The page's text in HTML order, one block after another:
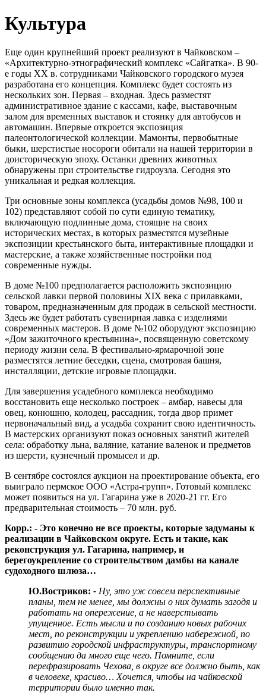
Культура
Еще один крупнейший проект реализуют в Чайковском –
«Архитектурно-этнографический комплекс «Сайгатка». В 90-
е годы ХХ в. сотрудниками Чайковского городского музея
разработана его концепция. Комплекс будет состоять из
нескольких зон. Первая – входная. Здесь разместят
административное здание с кассами, кафе, выставочным
залом для временных выставок и стоянку для автобусов и
автомашин. Впервые откроется экспозиция
палеонтологической коллекции. Мамонты, первобытные
быки, шерстистые носороги обитали на нашей территории в
доисторическую эпоху. Останки древних животных
обнаружены при строительстве гидроузла. Сегодня это
уникальная и редкая коллекция.
Три основные зоны комплекса (усадьбы домов №98, 100 и
102) представляют собой по сути единую тематику,
включающую подлинные дома, стоящие на своих
исторических местах, в которых разместятся музейные
экспозиции крестьянского быта, интерактивные площадки и
мастерские, а также хозяйственные постройки под
современные нужды.
В доме №100 предполагается расположить экспозицию
сельской лавки первой половины XIX века с прилавками,
товаром, предназначенным для продаж в сельской местности.
Здесь же будет работать сувенирная лавка с изделиями
современных мастеров. В доме №102 оборудуют экспозицию
«Дом зажиточного крестьянина», посвященную советскому
периоду жизни села. В фестивально-ярмарочной зоне
разместятся летние беседки, сцена, смотровая башня,
инсталляции, детские игровые площадки.
Для завершения усадебного комплекса необходимо
восстановить еще несколько построек – амбар, навесы для
овец, конюшню, колодец, рассадник, тогда двор примет
первоначальный вид, а усадьба сохранит свою идентичность.
В мастерских организуют показ основных занятий жителей
села: обработку льна, валяние, катание валенок и предметов
из шерсти, кузнечный промысел и др.
В сентябре состоялся аукцион на проектирование объекта, его
выиграло пермское ООО «Астра-групп». Готовый комплекс
может появиться на ул. Гагарина уже в 2020-21 гг. Его
предварительная стоимость – 70 млн. руб.
Корр.: - Это конечно не все проекты, которые задуманы к
реализации в Чайковском округе. Есть и такие, как
реконструкция ул. Гагарина, например, и
берегоукрепление со строительством дамбы на канале
судоходного шлюза…
Ю.Востриков: - Ну, это уж совсем перспективные
планы, тем не менее, мы должны о них думать загодя и
работать на опережение, а не наверстывать
упущенное. Есть мысли и по созданию новых рабочих
мест, по реконструкции и укреплению набережной, по
развитию городской инфраструктуры, транспортному
сообщению да много еще чего. Помните, если
перефразировать Чехова, в округе все должно быть, как
в человеке, красиво… Хочется, чтобы на чайковской
территории было именно так.